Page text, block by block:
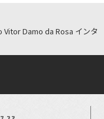
Vitor Damo da Rosa インタ